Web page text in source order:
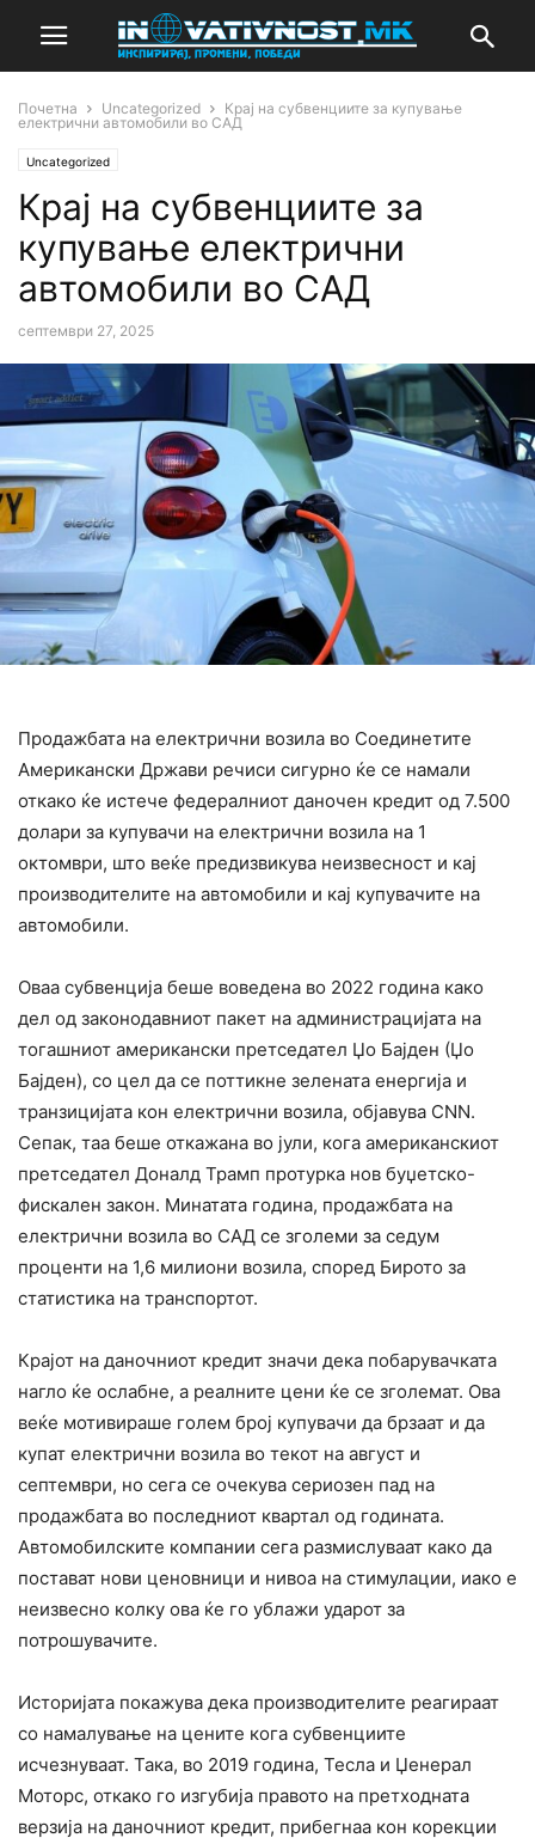
Почетна Uncategorized
Крај на субвенциите за купување
електрични автомобили во САД
Uncategorized
Крај на субвенциите за
купување електрични
автомобили во САД
септември 27, 2025
Продажбата на електрични возила во Соединетите
Американски Држави речиси сигурно ќе се намали
откако ќе истече федералниот даночен кредит од 7.500
долари за купувачи на електрични возила на 1
октомври, што веќе предизвикува неизвесност и кај
производителите на автомобили и кај купувачите на
автомобили.
Оваа субвенција беше воведена во 2022 година како
дел од законодавниот пакет на администрацијата на
тогашниот американски претседател Џо Бајден (Џо
Бајден), со цел да се поттикне зелената енергија и
транзицијата кон електрични возила, објавува CNN.
Сепак, таа беше откажана во јули, кога американскиот
претседател Доналд Трамп протурка нов буџетско-
фискален закон. Минатата година, продажбата на
електрични возила во САД се зголеми за седум
проценти на 1,6 милиони возила, според Бирото за
статистика на транспортот.
Крајот на даночниот кредит значи дека побарувачката
нагло ќе ослабне, а реалните цени ќе се зголемат. Ова
веќе мотивираше голем број купувачи да брзаат и да
купат електрични возила во текот на август и
септември, но сега се очекува сериозен пад на
продажбата во последниот квартал од годината.
Автомобилските компании сега размислуваат како да
постават нови ценовници и нивоа на стимулации, иако е
неизвесно колку ова ќе го ублажи ударот за
потрошувачите.
Историјата покажува дека производителите реагираат
со намалување на цените кога субвенциите
исчезнуваат. Така, во 2019 година, Тесла и Џенерал
Моторс, откако го изгубија правото на претходната
верзија на даночниот кредит, прибегнаа кон корекции